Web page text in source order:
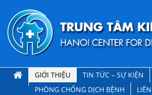
GIỚI THIỆU TIN TỨC – SỰ KIỆN
PHÒNG CHỐNG DỊCH BỆNH